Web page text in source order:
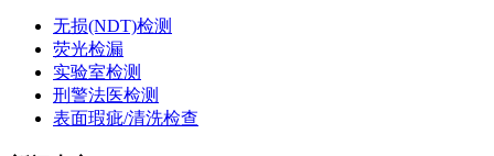
无损(NDT)检测
荧光检漏
实验室检测
刑警法医检测
表面瑕疵/清洗检查